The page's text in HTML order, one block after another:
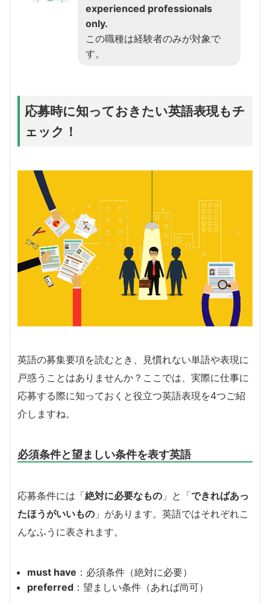
experienced professionals
only.
この職種は経験者のみが対象で
す。
応募時に知っておきたい英語表現もチ
ェック！
英語の募集要項を読むとき、見慣れない単語や表現に
戸惑うことはありませんか？ここでは、実際に仕事に
応募する際に知っておくと役立つ英語表現を4つご紹
介しますね。
必須条件と望ましい条件を表す英語
応募条件には「絶対に必要なもの 」と「できればあっ
たほうがいいもの 」があります。英語ではそれぞれこ
んなふうに表されます。
must have ：必須条件（絶対に必要）
preferred ：望ましい条件（あれば尚可）